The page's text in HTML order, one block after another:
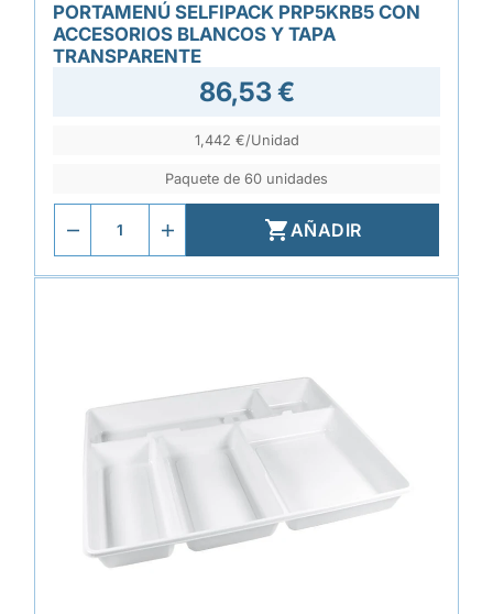
PORTAMENÚ SELFIPACK PRP5KRB5 CON
ACCESORIOS BLANCOS Y TAPA
TRANSPARENTE
86,53 €
1,442 €/Unidad
Paquete de 60 unidades
AÑADIR